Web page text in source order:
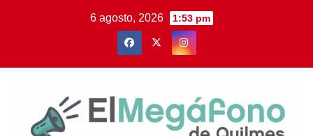
6 agosto, 2026 1:53 pm